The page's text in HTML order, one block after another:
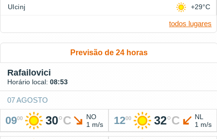
Ulcinj +29°C
todos lugares
Previsão de 24 horas
Rafailovici
Horário local: 08:53
07 AGOSTO
0900 30°C
NO
1 m/s
1200 32°C
NL
1 m/s